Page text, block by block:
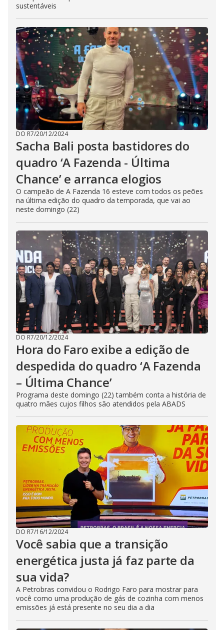
sustentáveis
DO R7/20/12/2024
Sacha Bali posta bastidores do
quadro ‘A Fazenda - Última
Chance’ e arranca elogios
O campeão de A Fazenda 16 esteve com todos os peões
na última edição do quadro da temporada, que vai ao
neste domingo (22)
DO R7/20/12/2024
Hora do Faro exibe a edição de
despedida do quadro ‘A Fazenda
– Última Chance’
Programa deste domingo (22) também conta a história de
quatro mães cujos filhos são atendidos pela ABADS
DO R7/16/12/2024
Você sabia que a transição
energética justa já faz parte da
sua vida?
A Petrobras convidou o Rodrigo Faro para mostrar para
você como uma produção de gás de cozinha com menos
emissões já está presente no seu dia a dia